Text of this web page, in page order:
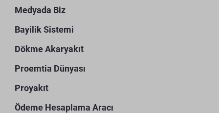
Medyada Biz
Bayilik Sistemi
Dökme Akaryakıt
Proemtia Dünyası
Proyakıt
Ödeme Hesaplama Aracı